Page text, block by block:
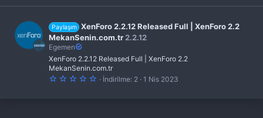
Paylaşım XenForo 2.2.12 Released Full | XenForo 2.2
MekanSenin.com.tr 2.2.12
Egemen
XenForo 2.2.12 Released Full | XenForo 2.2
MekanSenin.com.tr
5 İndirilme 2 1 Nis 2023